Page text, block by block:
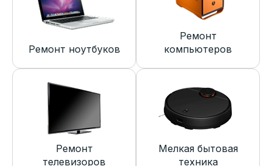
Ремонт ноутбуков
Ремонт
компьютеров
Ремонт
телевизоров
Мелкая бытовая
техника